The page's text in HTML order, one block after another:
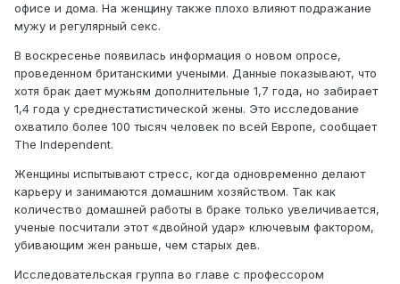
офисе и дома. На женщину также плохо влияют подражание
мужу и регулярный секс.
В воскресенье появилась информация о новом опросе,
проведенном британскими учеными. Данные показывают, что
хотя брак дает мужьям дополнительные 1,7 года, но забирает
1,4 года у среднестатистической жены. Это исследование
охватило более 100 тысяч человек по всей Европе, сообщает
The Independent.
Женщины испытывают стресс, когда одновременно делают
карьеру и занимаются домашним хозяйством. Так как
количество домашней работы в браке только увеличивается,
ученые посчитали этот «двойной удар» ключевым фактором,
убивающим жен раньше, чем старых дев.
Исследовательская группа во главе с профессором